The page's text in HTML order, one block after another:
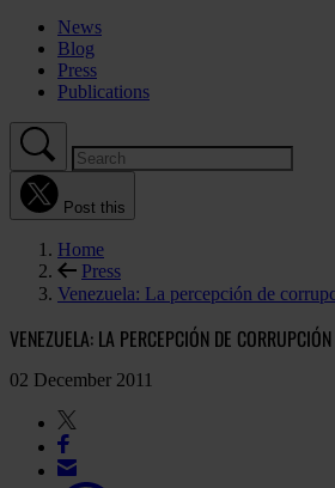
News
Blog
Press
Publications
Post this
Home
Press
Venezuela: La percepción de
VENEZUELA: LA PERCEPCIÓN DE
02 December 2011